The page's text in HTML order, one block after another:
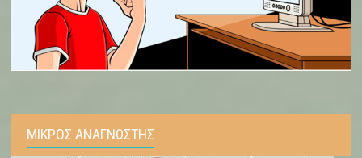
ΜΙΚΡΟΣ ΑΝΑΓΝΩΣΤΗΣ